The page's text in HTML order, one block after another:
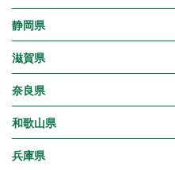
静岡県
滋賀県
奈良県
和歌山県
兵庫県